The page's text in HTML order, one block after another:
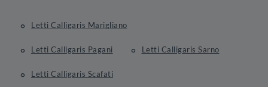
Letti Calligaris Marigliano
Letti Calligaris Pagani Letti Calligaris Sarno
Letti Calligaris Scafati